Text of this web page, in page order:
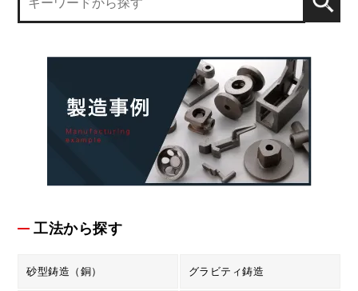
工法から探す
砂型鋳造（銅） グラビティ鋳造